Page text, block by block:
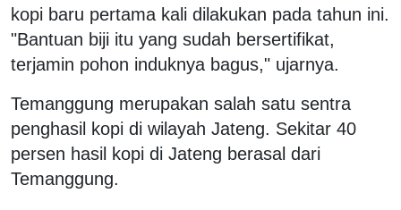
kopi baru pertama kali dilakukan pada tahun ini.
"Bantuan biji itu yang sudah bersertifikat,
terjamin pohon induknya bagus," ujarnya.
Temanggung merupakan salah satu sentra
penghasil kopi di wilayah Jateng. Sekitar 40
persen hasil kopi di Jateng berasal dari
Temanggung.